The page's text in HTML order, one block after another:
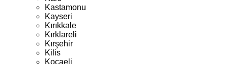
Kastamonu
Kayseri
Kırıkkale
Kırklareli
Kırşehir
Kilis
Kocaeli